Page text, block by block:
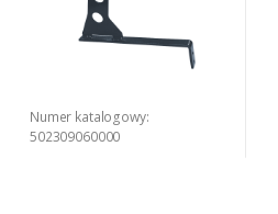
Numer katalogowy:
502309060000